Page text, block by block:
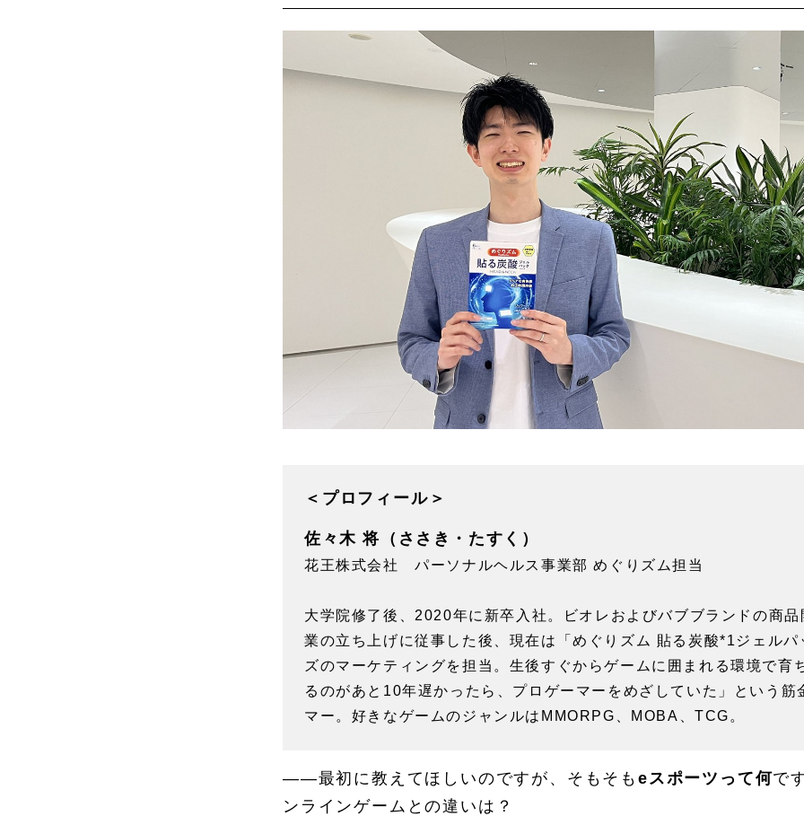
＜プロフィール＞
佐々木 将（ささき・たすく）
花王株式会社 パーソナルヘルス事業部 めぐりズム担当
大学院修了後、2020年に新卒入社。ビオレおよびバブブランドの商
業の立ち上げに従事した後、現在は「めぐりズム 貼る炭酸*1ジェルパ
ズのマーケティングを担当。生後すぐからゲームに囲まれる環境で育
るのがあと10年遅かったら、プロゲーマーをめざしていた」という筋
マー。好きなゲームのジャンルはMMORPG、MOBA、TCG。
――最初に教えてほしいのですが、そもそも eスポーツって何で
ンラインゲームとの違いは？